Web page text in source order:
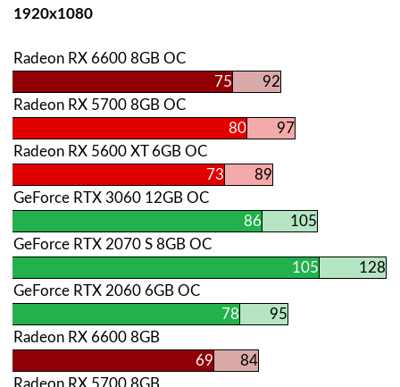
1920х1080
Radeon RX 6600 8GB OC
75
92
Radeon RX 5700 8GB OC
80
97
Radeon RX 5600 XT 6GB OC
73
89
GeForce RTX 3060 12GB OC
86
105
GeForce RTX 2070 S 8GB OC
105
128
GeForce RTX 2060 6GB OC
78
95
Radeon RX 6600 8GB
69
84
Radeon RX 5700 8GB